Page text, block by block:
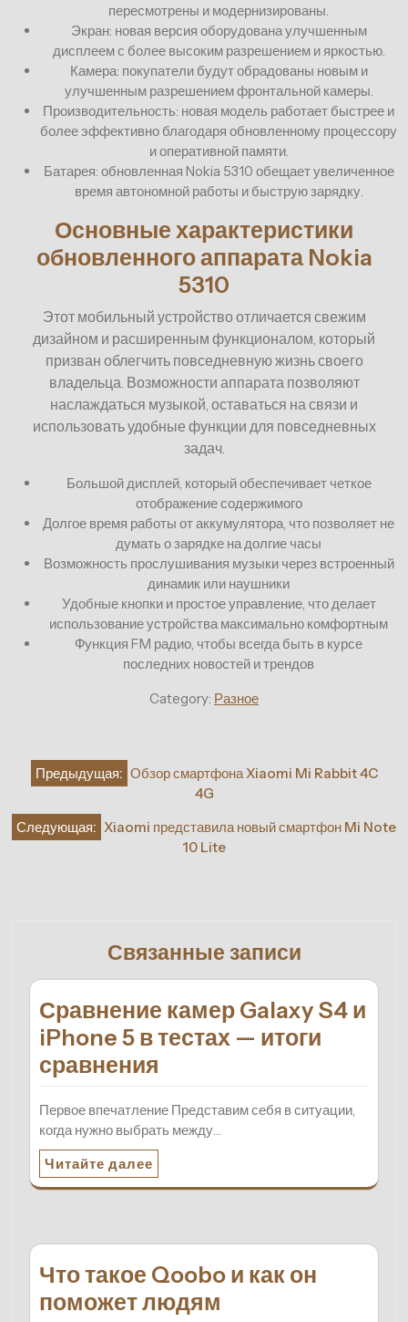
пересмотрены и модернизированы.
Экран: новая версия оборудована улучшенным
дисплеем с более высоким разрешением и яркостью.
Камера: покупатели будут обрадованы новым и
улучшенным разрешением фронтальной камеры.
Производительность: новая модель работает быстрее и
более эффективно благодаря обновленному процессору
и оперативной памяти.
Батарея: обновленная Nokia 5310 обещает увеличенное
время автономной работы и быструю зарядку.
Основные характеристики
обновленного аппарата Nokia
5310
Этот мобильный устройство отличается свежим
дизайном и расширенным функционалом, который
призван облегчить повседневную жизнь своего
владельца. Возможности аппарата позволяют
наслаждаться музыкой, оставаться на связи и
использовать удобные функции для повседневных
задач.
Большой дисплей, который обеспечивает четкое
отображение содержимого
Долгое время работы от аккумулятора, что позволяет не
думать о зарядке на долгие часы
Возможность прослушивания музыки через встроенный
динамик или наушники
Удобные кнопки и простое управление, что делает
использование устройства максимально комфортным
Функция FM радио, чтобы всегда быть в курсе
последних новостей и трендов
Category: Разное
Навигация
по
записям
Предыдущая: Обзор смартфона Xiaomi Mi Rabbit 4C
4G
Следующая: Xiaomi представила новый смартфон Mi Note
10 Lite
Связанные записи
Сравнение камер Galaxy S4 и
iPhone 5 в тестах — итоги
сравнения
Первое впечатление Представим себя в ситуации,
когда нужно выбрать между…
Читайте далее
Что такое Qoobo и как он
поможет людям